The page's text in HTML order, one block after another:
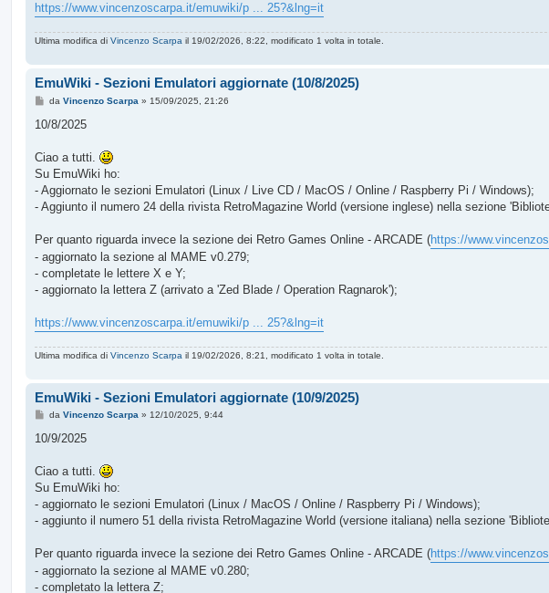
https://www.vincenzoscarpa.it/emuwiki/p ... 25?&lng=it
Ultima modifica di Vincenzo Scarpa il 19/02/2026, 8:22, modificato 1 volta in totale.
EmuWiki - Sezioni Emulatori aggiornate (10/8/2025)
M
s
g
i
o
da Vincenzo Scarpa » 15/09/2025, 21:26
10/8/2025
Ciao a tutti.
Su EmuWiki ho:
- Aggiornato le sezioni Emulatori (Linux / Live CD / MacOS / Online / Raspberry Pi / Windows);
- Aggiunto il numero 24 della rivista RetroMagazine World (versione inglese) nella sezione
Per quanto riguarda invece la sezione dei Retro Games Online - ARCADE (https://
- aggiornato la sezione al MAME v0.279;
- completate le lettere X e Y;
- aggiornato la lettera Z (arrivato a 'Zed Blade / Operation Ragnarok');
https://www.vincenzoscarpa.it/emuwiki/p ... 25?&lng=it
Ultima modifica di Vincenzo Scarpa il 19/02/2026, 8:21, modificato 1 volta in totale.
EmuWiki - Sezioni Emulatori aggiornate (10/9/2025)
M
s
g
i
o
da Vincenzo Scarpa» 12/10/2025, 9:44
10/9/2025
Ciao a tutti.
Su EmuWiki ho:
- aggiornato le sezioni Emulatori (Linux / MacOS / Online / Raspberry Pi / Windows);
- aggiunto il numero 51 della rivista RetroMagazine World (versione italiana) nella sezione
Per quanto riguarda invece la sezione dei Retro Games Online - ARCADE (https://
- aggiornato la sezione al MAME v0.280;
- completato la lettera Z;